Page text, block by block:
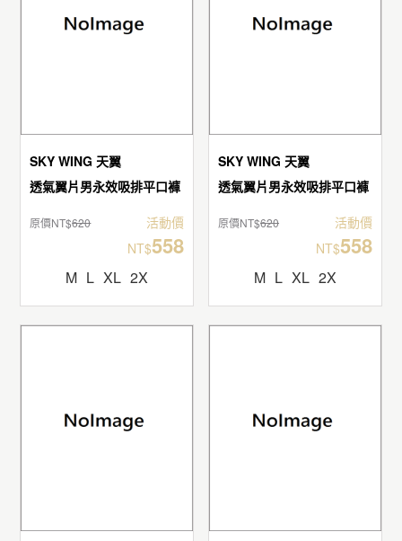
SKY WING 天翼
透氣翼片男永效吸排平口褲
原價NT$620
活動價
NT$558
M L XL 2X
SKY WING 天翼
透氣翼片男永效吸排平口褲
原價NT$620
活動價
NT$558
M L XL 2X